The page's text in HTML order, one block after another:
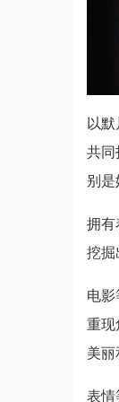
以
共同
别是
拥有
挖掘
电
重现
美丽
表情